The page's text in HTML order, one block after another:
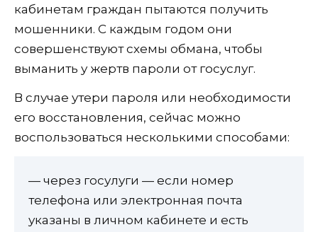
кабинетам граждан пытаются получить
мошенники. С каждым годом они
совершенствуют схемы обмана, чтобы
выманить у жертв пароли от госуслуг.
В случае утери пароля или необходимости
его восстановления, сейчас можно
воспользоваться несколькими способами:
— через госулуги — если номер
телефона или электронная почта
указаны в личном кабинете и есть